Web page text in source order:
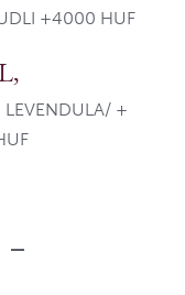
+4000 HUF
LEVENDULA/ +